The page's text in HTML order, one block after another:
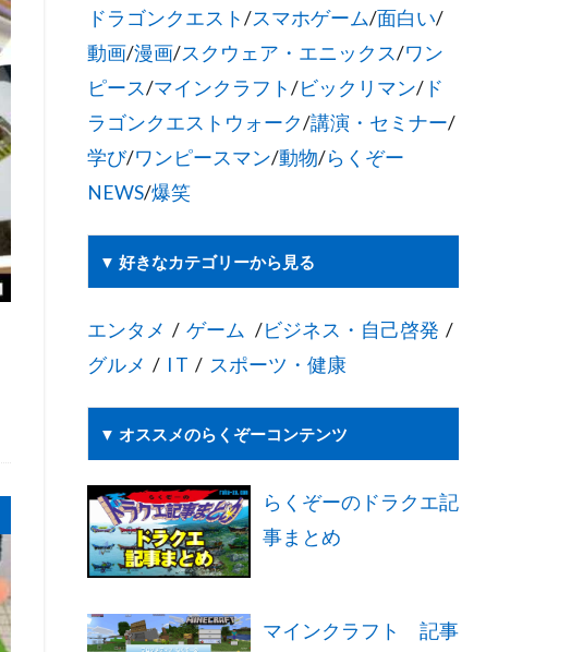
ドラゴンクエスト/スマホゲーム/面白い/
動画/漫画/スクウェア・エニックス/ワン
ピース/マインクラフト/ビックリマン/ ド
ラゴンクエストウォーク/講演・セミナー/
学び/ワンピースマン/動物/らくぞー
NEWS/爆笑
▼ 好きなカテゴリーから見る
エンタメ / ゲーム /ビジネス・自己啓発 /
グルメ / I T / スポーツ・健康
▼ オススメのらくぞーコンテンツ
らくぞーのドラクエ記
事まとめ
マインクラフト 記事